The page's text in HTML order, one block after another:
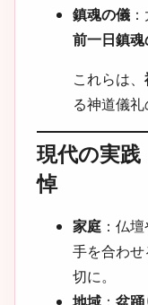
鎮魂の儀
前一日鎮
これらは、
る神道儀礼
現代の実践
悼
家庭 ：仏
手を合わ
切に。